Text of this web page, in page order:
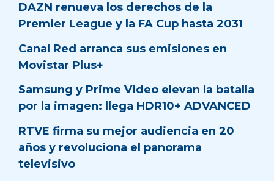
DAZN renueva los derechos de la
Premier League y la FA Cup hasta 2031
Canal Red arranca sus emisiones en
Movistar Plus+
Samsung y Prime Video elevan la batalla
por la imagen: llega HDR10+ ADVANCED
RTVE firma su mejor audiencia en 20
años y revoluciona el panorama
televisivo